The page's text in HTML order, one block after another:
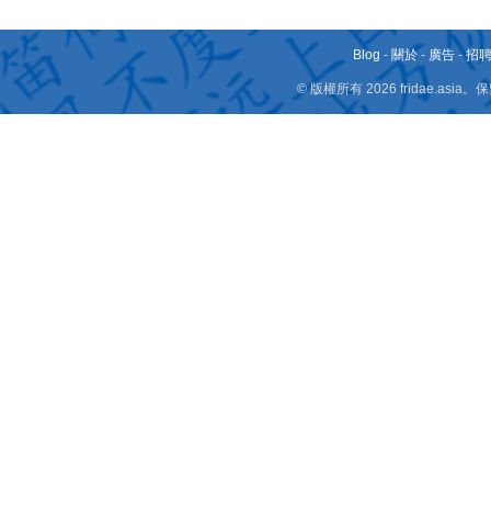
Blog - 關於 - 廣告 -招
© 版權所有 2026 fridae.asia。